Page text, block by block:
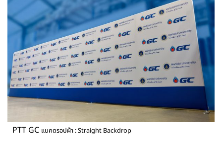
PTT GC แบคดรอปผ้า : Straight Backdrop